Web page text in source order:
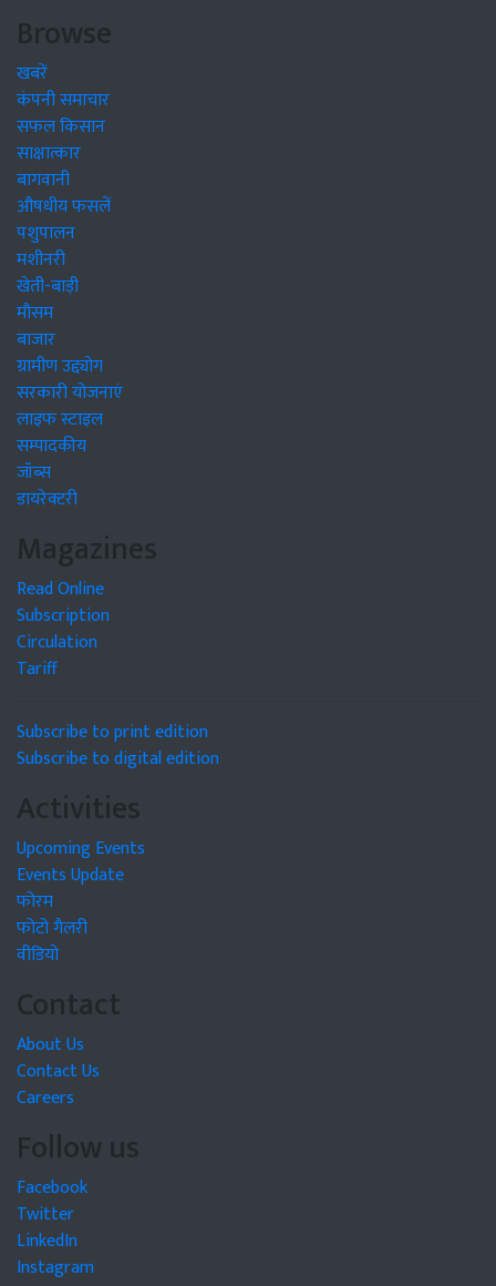
Browse
खबरें
कंपनी समाचार
सफल किसान
साक्षात्कार
बागवानी
औषधीय फसलें
पशुपालन
मशीनरी
खेती-बाड़ी
मौसम
बाजार
ग्रामीण उद्द्योग
सरकारी योजनाएं
लाइफ स्टाइल
सम्पादकीय
जॉब्स
डायरेक्टरी
Magazines
Read Online
Subscription
Circulation
Tariff
Subscribe to print edition
Subscribe to digital edition
Activities
Upcoming Events
Events Update
फोरम
फोटो गैलरी
वीडियो
Contact
About Us
Contact Us
Careers
Follow us
Facebook
Twitter
LinkedIn
Instagram